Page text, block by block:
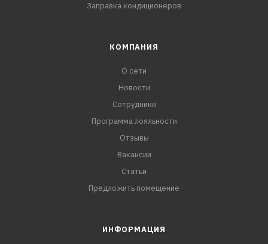
Заправка кондиционеров
КОМПАНИЯ
О сети
Новости
Сотрудники
Программа лояльности
Отзывы
Вакансии
Статьи
Предложить помещение
ИНФОРМАЦИЯ